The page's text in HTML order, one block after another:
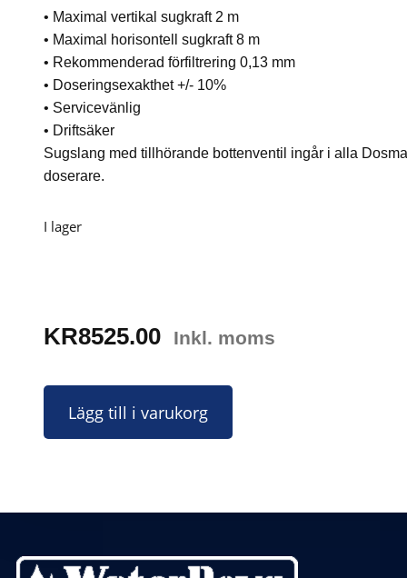
• Maximal vertikal sugkraft 2 m
• Maximal horisontell sugkraft 8 m
• Rekommenderad förfiltrering 0,13 mm
• Doseringsexakthet +/- 10%
• Servicevänlig
• Driftsäker
Sugslang med tillhörande bottenventil ingår i alla
doserare.
I lager
8525.00
KR Inkl. moms
Lägg till i varukorg